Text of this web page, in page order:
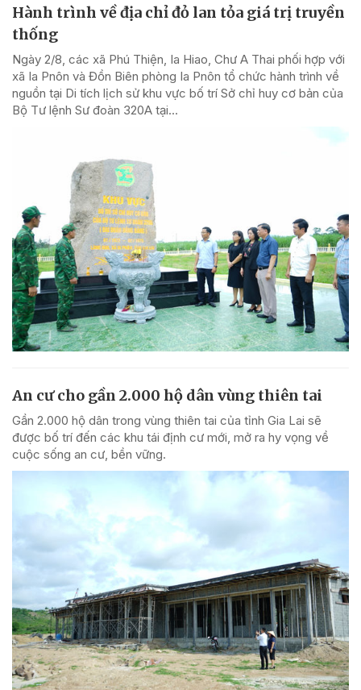
Hành trình về địa chỉ đỏ lan tỏa giá trị truyền
thống
Ngày 2/8, các xã Phú Thiện, Ia Hiao, Chư A Thai phối hợp với
xã Ia Pnôn và Đồn Biên phòng Ia Pnôn tổ chức hành trình về
nguồn tại Di tích lịch sử khu vực bố trí Sở chỉ huy cơ bản của
Bộ Tư lệnh Sư đoàn 320A tại...
An cư cho gần 2.000 hộ dân vùng thiên tai
Gần 2.000 hộ dân trong vùng thiên tai của tỉnh Gia Lai sẽ
được bố trí đến các khu tái định cư mới, mở ra hy vọng về
cuộc sống an cư, bền vững.